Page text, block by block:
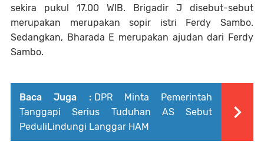
sekira pukul 17.00 WIB. Brigadir J disebut-sebut
merupakan merupakan sopir istri Ferdy Sambo.
Sedangkan, Bharada E merupakan ajudan dari Ferdy
Sambo.
Baca Juga : DPR Minta Pemerintah
Tanggapi Serius Tuduhan AS Sebut
PeduliLindungi Langgar HAM